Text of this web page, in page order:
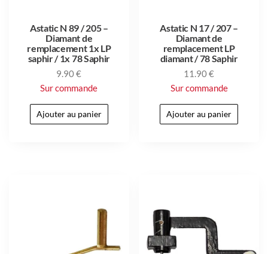
Astatic N 89 / 205 –
Diamant de
remplacement 1x LP
saphir / 1x 78 Saphir
9.90€
Sur commande
Ajouter au panier
Astatic N 17 / 207 –
Diamant de
remplacement LP
diamant / 78 Saphir
11.90€
Sur commande
Ajouter au panier